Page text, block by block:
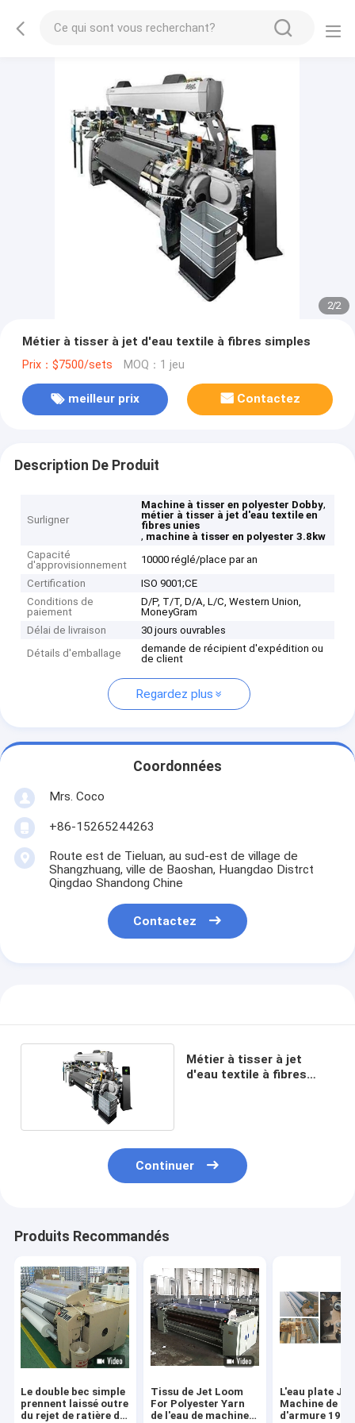
2/2
Métier à tisser à jet d'eau textile à fibres simples
Prix：$7500/sets MOQ：1 jeu
meilleur prix Contactez
Description De Produit
Surligner
Machine à tisser en polyester Dobby,
métier à tisser à jet d'eau textile en
fibres unies
, machine à tisser en polyester 3.8kw
Capacité
d'approvisionnement
10000 réglé/place par an
Certification
ISO 9001;CE
Conditions de
paiement
D/P, T/T, D/A, L/C, Western Union,
MoneyGram
Délai de livraison
30 jours ouvrables
Détails d'emballage
demande de récipient d'expédition ou
de client
Regardez plus
Coordonnées
Mrs. Coco
+86-15265244263
Route est de Tieluan, au sud-est de village de
Shangzhuang, ville de Baoshan, Huangdao Distrct
Qingdao Shandong Chine
Contactez
Métier à tisser à jet
d'eau textile à fibres
Continuer
Produits Recommandés
Le double bec simple
prennent laissé outre
du rejet de ratière de
Tissu de Jet Loom
For Polyester Yarn
de l'eau de machine
L'eau plate
Machine de
d'armure